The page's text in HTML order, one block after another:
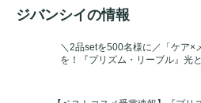
ジバンシイの情報
＼2品setを500名様に／「ケア×
を！『プリズム・リーブル』光